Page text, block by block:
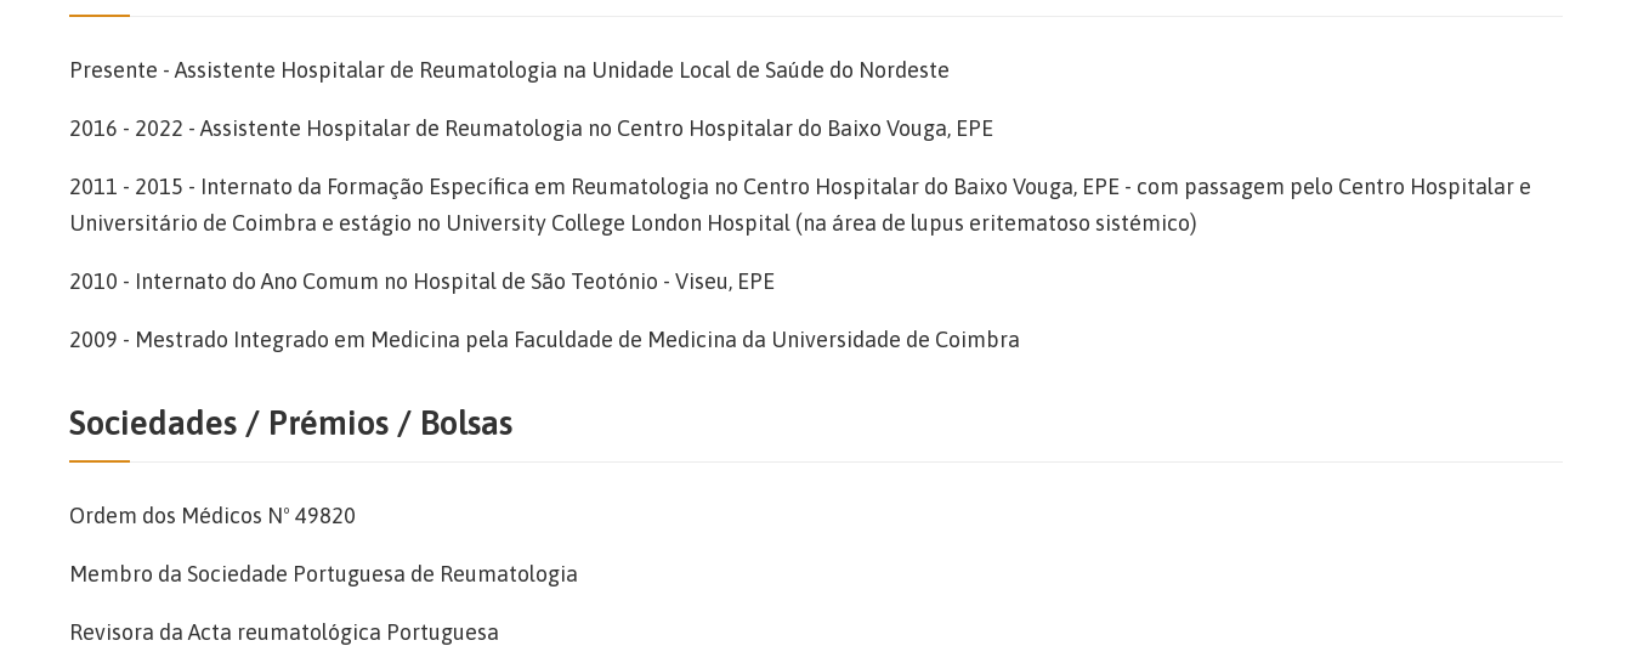
Presente - Assistente Hospitalar de Reumatologia na Unidade Local de Saúde do Nordeste
2016 - 2022 - Assistente Hospitalar de Reumatologia no Centro Hospitalar do Baixo Vouga, EPE
2011 - 2015 - Internato da Formação Específica em Reumatologia no Centro Hospitalar do Baixo Vouga, EPE - com passagem pelo Centro Hospitalar e
Universitário de Coimbra e estágio no University College London Hospital (na área de lupus eritematoso sistémico)
2010 - Internato do Ano Comum no Hospital de São Teotónio - Viseu, EPE
2009 - Mestrado Integrado em Medicina pela Faculdade de Medicina da Universidade de Coimbra
Sociedades / Prémios / Bolsas
Ordem dos Médicos Nº 49820
Membro da Sociedade Portuguesa de Reumatologia
Revisora da Acta reumatológica Portuguesa